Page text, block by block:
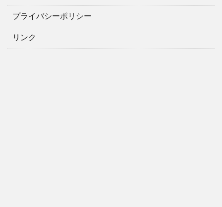
プライバシーポリシー
リンク